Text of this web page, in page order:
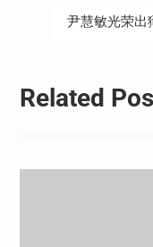
尹慧敏光荣出
Related